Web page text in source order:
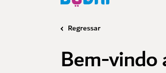
Regressar
Bem-